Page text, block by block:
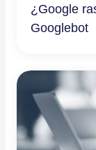
¿Google
Googlebot